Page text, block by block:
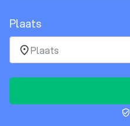
Plaats
place